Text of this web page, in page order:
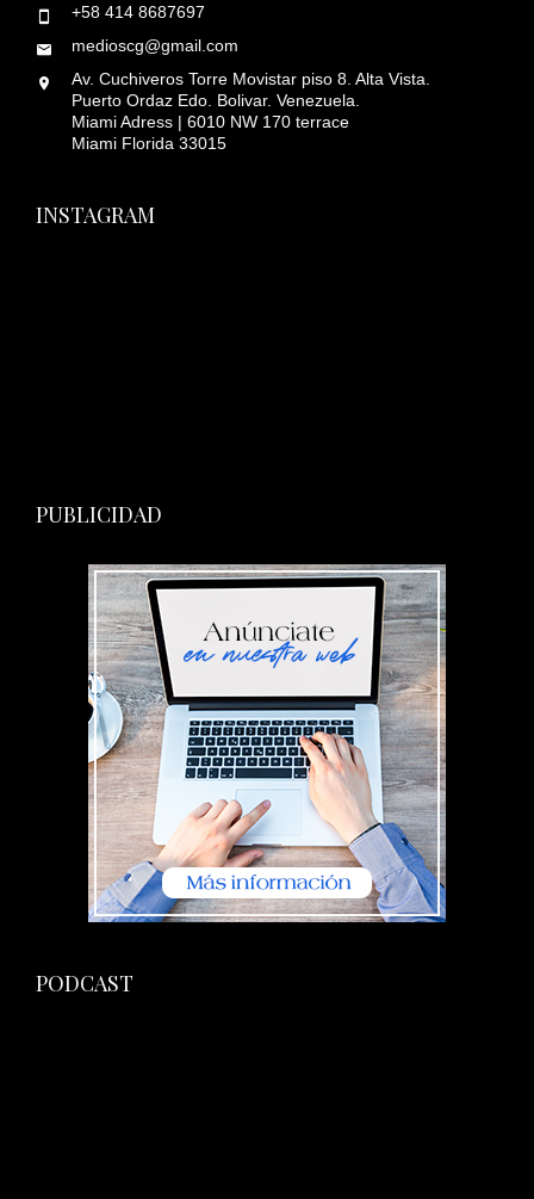
+58 414 8687697
medioscg@gmail.com
Av. Cuchiveros Torre Movistar piso 8. Alta Vista.
Puerto Ordaz Edo. Bolivar. Venezuela.
Miami Adress | 6010 NW 170 terrace
Miami Florida 33015
INSTAGRAM
PUBLICIDAD
PODCAST